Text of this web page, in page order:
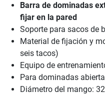
Barra de dominadas
fijar en la pared
Soporte para sacos de
Material de fijación y
seis tacos)
Equipo de
Para dominadas
Diámetro del mango: